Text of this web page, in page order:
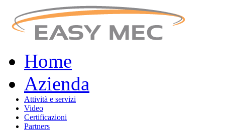
Home
Azienda
Attività e servizi
Video
Certificazioni
Partners